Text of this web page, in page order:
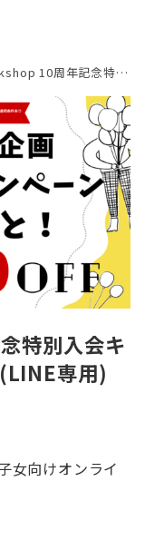
特別入会キャンペーン 第2弾実施中！(LINE専用)
特別入会キ
専用)
女向けオンライ